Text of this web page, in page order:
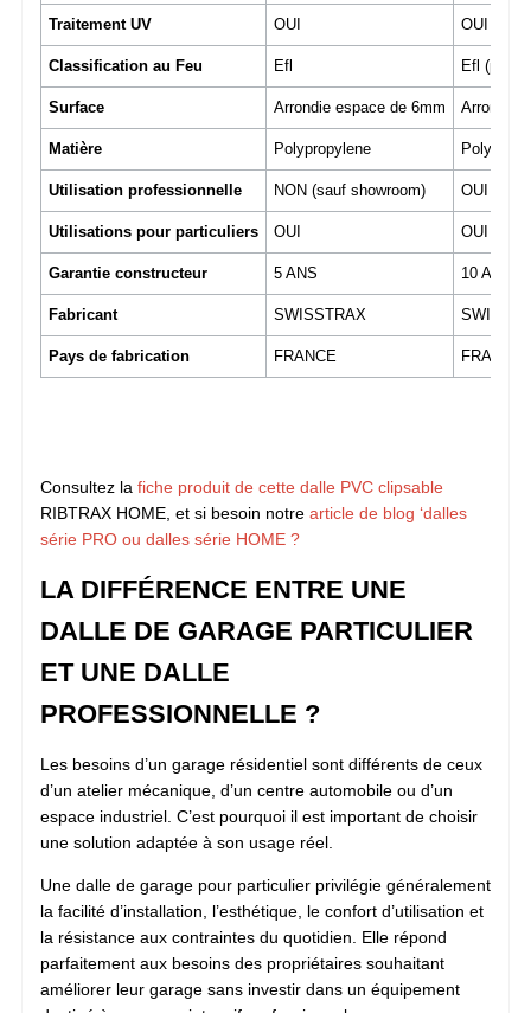
Traitement UV OUI OUI
Classification au Feu Efl Efl (par
Surface Arrondie espace de 6mm Arrondie
Matière Polypropylene
Utilisation professionnelle NON (sauf showroom) OUI
Utilisations pour particuliers OUI OUI
Garantie constructeur 5 ANS 10 ANS
Fabricant SWISSTRAX
Pays de fabrication FRANCE FRANCE
Consultez la fiche produit de cette dalle PVC clipsable
RIBTRAX HOME, et si besoin notre article de blog ‘dalles
série PRO ou dalles série HOME ?
LA DIFFÉRENCE ENTRE UNE
DALLE DE GARAGE PARTICULIER
ET UNE DALLE
PROFESSIONNELLE ?
Les besoins d’un garage résidentiel sont différents de ceux
d’un atelier mécanique, d’un centre automobile ou d’un
espace industriel. C’est pourquoi il est important de choisir
une solution adaptée à son usage réel.
Une dalle de garage pour particulier privilégie généralement
la facilité d’installation, l’esthétique, le confort d’utilisation et
la résistance aux contraintes du quotidien. Elle répond
parfaitement aux besoins des propriétaires souhaitant
améliorer leur garage sans investir dans un équipement